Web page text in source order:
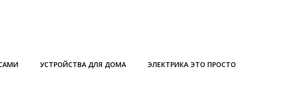
УСТРОЙСТВА ДЛЯ ДОМА ЭЛЕКТРИКА ЭТО ПРОСТО